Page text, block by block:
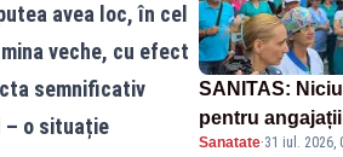
avea loc, în cel
veche, cu efect
semnificativ
– o situație
SANITAS:
pentru
proiectul Legii
Sanatate·31 iul. 2026,